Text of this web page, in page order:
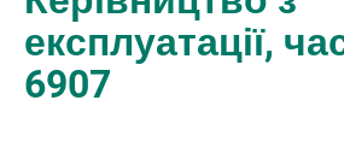
експлуатації,
6907